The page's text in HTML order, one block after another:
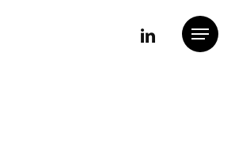
linkedin Menu